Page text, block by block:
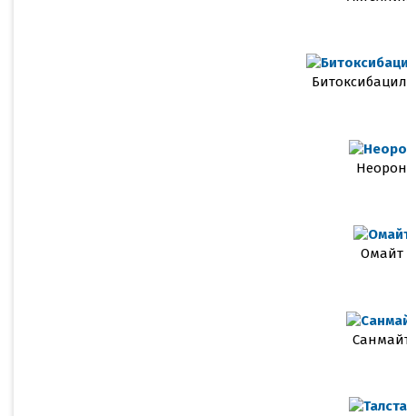
Неорон
Омайт